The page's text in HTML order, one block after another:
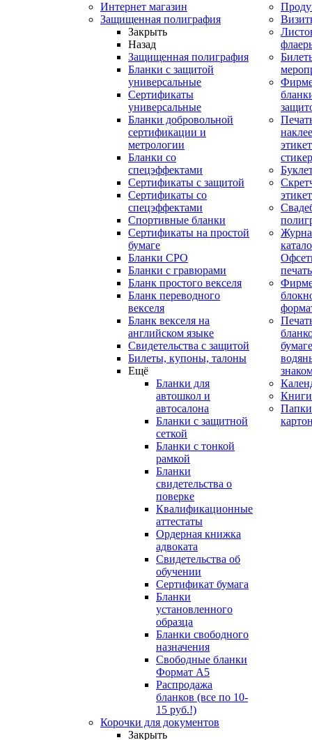
Интернет магазин
Защищенная полиграфия
Закрыть
Назад
Защищенная полиграфия
Бланки с защитой
универсальные
Сертификаты
универсальные
Бланки добровольной
сертификации и
метрологии
Бланки со
спецэффектами
Сертификаты с защитой
Сертификаты со
спецэффектами
Спортивные бланки
Cертификаты на простой
бумаге
Бланки СРО
Бланки с гравюрами
Бланк простого векселя
Бланк переводного
векселя
Бланк векселя на
английском языке
Свидетельства с защитой
Билеты, купоны, талоны
Ещё
Бланки для
автошкол и
автосалона
Бланки с защитной
сеткой
Бланки с тонкой
рамкой
Бланки
свидетельства о
поверке
Квалификационные
аттестаты
Ордерная книжка
адвоката
Свидетельства об
обучении
Сертификат бумага
Бланки
установленного
образца
Бланки свободного
назначения
Свободные бланки
Формат А5
Распродажа
бланков (все по 10-
15 руб.!)
Корочки для документов
Закрыть
печать
Книги
Папки